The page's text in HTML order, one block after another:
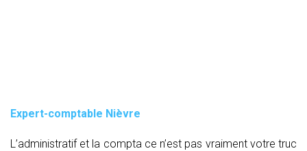
Expert-comptable Nièvre
L’administratif et la compta ce n’est pas vraiment votre truc